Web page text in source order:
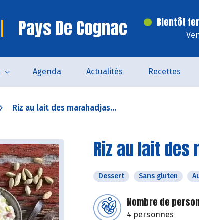
Pays De Cognac Bientôt
Agenda Actualités Recettes
Riz au lait des marahadjas...
Riz au lait
Dessert Sans gluten
Nombre de
4 personnes